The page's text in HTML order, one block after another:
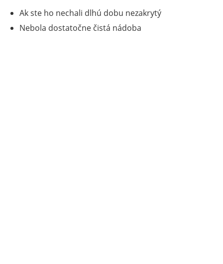
Ak ste ho nechali dlhú dobu nezakrytý
Nebola dostatočne čistá nádoba